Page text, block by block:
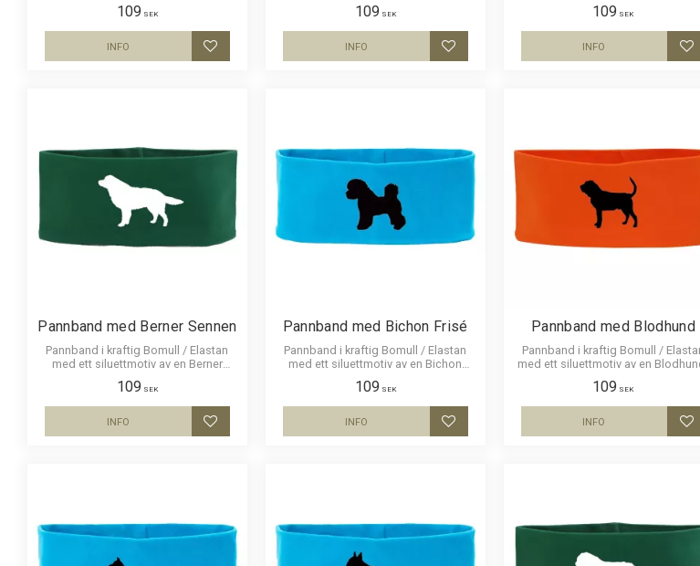
109 SEK
Lägg till i favoriter
INFO
109 SEK
Lägg till i favoriter
INFO
109 SEK
INFO
Pannband med Berner Sennen
Pannband i kraftig Bomull / Elastan
med ett siluettmotiv av en Berner
109 SEK
Lägg till i favoriter
INFO
Pannband med Bichon Frisé
Pannband i kraftig Bomull / Elastan
med ett siluettmotiv av en Bichon
109 SEK
Lägg till i favoriter
INFO
Pannband med Blodhund
Pannband i kraftig Bomull /
med ett siluettmotiv av en
109 SEK
INFO